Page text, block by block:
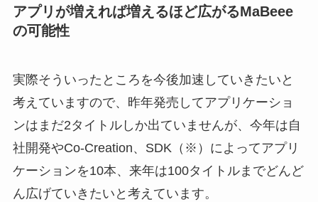
アプリが増えれば増えるほど広がるMaBeee
の可能性
実際そういったところを今後加速していきたいと
考えていますので、昨年発売してアプリケーショ
ンはまだ2タイトルしか出ていませんが、今年は自
社開発やCo-Creation、SDK（※）によってアプリ
ケーションを10本、来年は100タイトルまでどんど
ん広げていきたいと考えています。